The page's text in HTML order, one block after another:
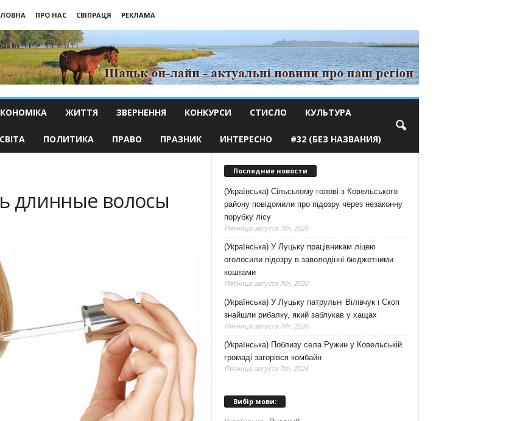
ПРО НАС СВІПРАЦЯ
РЕКЛАМА
ЖИТТЯ ЗВЕРНЕННЯ КОНКУРСИ СТИСЛО КУЛЬТУРА
ПОЛИТИКА ПРАВО ПРАЗНИК ИНТЕРЕСНО #32 (БЕЗ НАЗВАНИЯ)
длинные волосы
Последние новости
(Українська) Сільському голові з Ковельського
району повідомили про підозру через незаконну
порубку лісу
Пятница августа 7th, 2026
(Українська) У Луцьку працівникам ліцею
оголосили підозру в заволодінні бюджетними
коштами
Пятница августа 7th, 2026
(Українська) У Луцьку патрульні Вілівчук і Скоп
знайшли рибалку, який заблукав у хащах
Пятница августа 7th, 2026
(Українська) Поблизу села Ружин у Ковельській
громаді загорівся комбайн
Пятница августа 7th, 2026
Вибір мови: